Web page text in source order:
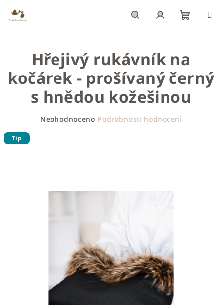
obsah
košík
Hřejivý rukávník na
kočárek - prošívaný černý
s hnědou kožešinou
produktu
Neohodnoceno Podrobnosti hodnocení
Tip